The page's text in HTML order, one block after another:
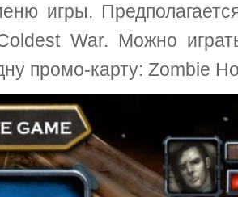
игры.
War. Можно
промо-карту: Zombie